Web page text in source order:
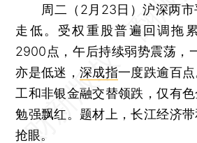
周二（2月23日）沪深两市
走低。受权重股普遍回调拖
2900点，午后持续弱势震荡，
亦是低迷，深成指一度跌逾百
工和非银金融交替领跌，仅有
勉强飘红。题材上，长江经济
抢眼。